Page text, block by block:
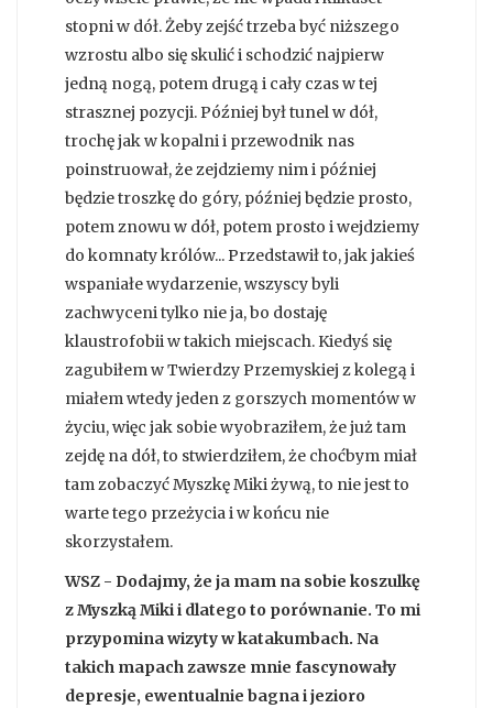
stopni w dół. Żeby zejść trzeba być niższego
wzrostu albo się skulić i schodzić najpierw
jedną nogą, potem drugą i cały czas w tej
strasznej pozycji. Później był tunel w dół,
trochę jak w kopalni i przewodnik nas
poinstruował, że zejdziemy nim i później
będzie troszkę do góry, później będzie prosto,
potem znowu w dół, potem prosto i wejdziemy
do komnaty królów... Przedstawił to, jak jakieś
wspaniałe wydarzenie, wszyscy byli
zachwyceni tylko nie ja, bo dostaję
klaustrofobii w takich miejscach. Kiedyś się
zagubiłem w Twierdzy Przemyskiej z kolegą i
miałem wtedy jeden z gorszych momentów w
życiu, więc jak sobie wyobraziłem, że już tam
zejdę na dół, to stwierdziłem, że choćbym miał
tam zobaczyć Myszkę Miki żywą, to nie jest to
warte tego przeżycia i w końcu nie
skorzystałem.
WSZ - Dodajmy, że ja mam na sobie koszulkę
z Myszką Miki i dlatego to porównanie. To mi
przypomina wizyty w katakumbach. Na
takich mapach zawsze mnie fascynowały
depresje, ewentualnie bagna i jezioro